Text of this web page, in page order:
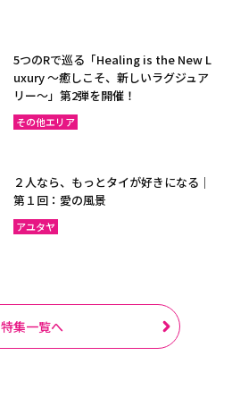
5つのRで巡る「Healing is the New L
uxury ～癒しこそ、新しいラグジュア
リー〜」第2弾を開催！
その他エリア
２人なら、もっとタイが好きになる｜
第１回：愛の風景
アユタヤ
特集一覧へ